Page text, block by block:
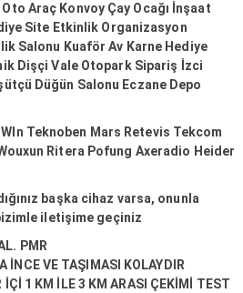
Araç Konvoy Çay Ocağı İnşaat
Site Etkinlik Organizasyon
Salonu Kuaför Av Karne Hediye
Dişçi Vale Otopark Sipariş İzci
Düğün Salonu Eczane Depo
Teknoben Mars Retevis Tekcom
Ritera Pofung Axeradio Heider
başka cihaz varsa, onunla
iletişime geçiniz
PMR
İNCE VE TAŞIMASI KOLAYDIR
İÇİ 1 KM İLE 3 KM ARASI ÇEKİMİ TEST